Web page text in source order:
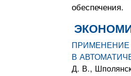
обеспечения.
В
Д. В.,